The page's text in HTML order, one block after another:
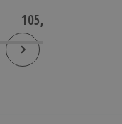
105,90 €